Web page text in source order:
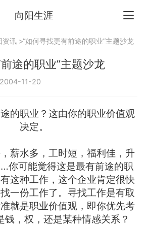
向阳生涯
资讯 >“如何寻找更有前途的职业”主题沙龙
途的职业”主题沙龙
11-20
的职业？这由你的职业价值观
决定。
水多，工时短，福利佳，升
你可能觉得这是最有前途的职
这种工作，这个企业肯定很快
一份工作了。寻找工作是有取
就是职业价值观，即你优先考
钱，权，还是某种情感关系？